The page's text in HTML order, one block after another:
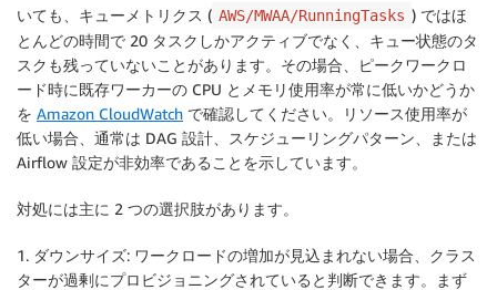
いても、キューメトリクス ( AWS/MWAA/RunningTasks ) ではほ
とんどの時間で 20 タスクしかアクティブでなく、キュー状態のタ
スクも残っていないことがあります。その場合、ピークワークロ
ード時に既存ワーカーの CPU とメモリ使用率が常に低いかどうか
を Amazon CloudWatch で確認してください。リソース使用率が
低い場合、通常は DAG 設計、スケジューリングパターン、または
Airflow 設定が非効率であることを示しています。
対処には主に 2 つの選択肢があります。
1. ダウンサイズ: ワークロードの増加が見込まれない場合、クラス
ターが過剰にプロビジョニングされていると判断できます。まず